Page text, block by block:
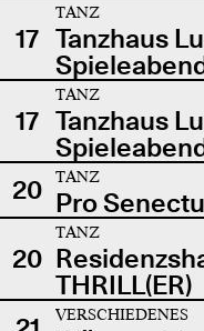
17
TANZ
Tanzhaus
17
TANZ
Tanzhaus
20
TANZ
Pro
20
TANZ
THRILL(ER)
VERSCHIEDENES